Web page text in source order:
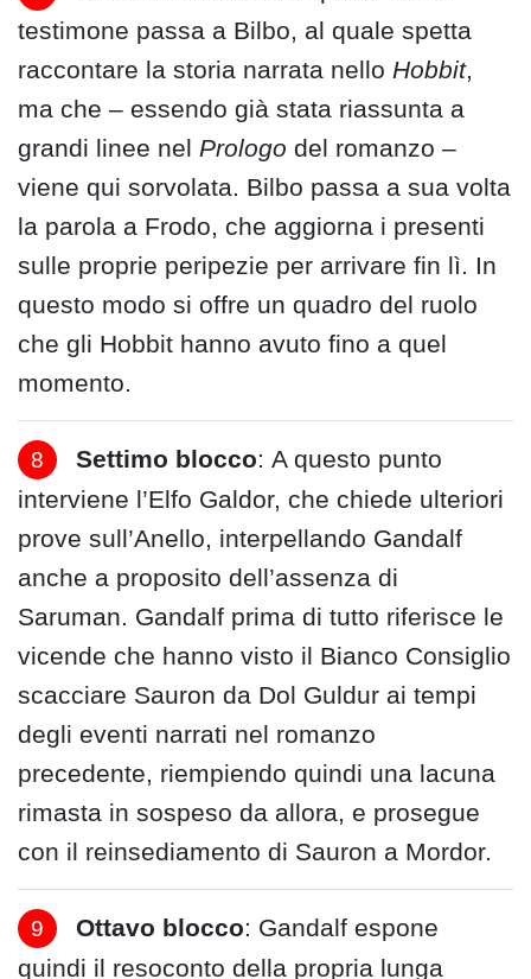
testimone passa a Bilbo, al quale spetta
raccontare la storia narrata nello Hobbit,
ma che – essendo già stata riassunta a
grandi linee nel Prologo del romanzo –
viene qui sorvolata. Bilbo passa a sua volta
la parola a Frodo, che aggiorna i presenti
sulle proprie peripezie per arrivare fin lì. In
questo modo si offre un quadro del ruolo
che gli Hobbit hanno avuto fino a quel
momento.
Settimo blocco: A questo punto
interviene l’Elfo Galdor, che chiede ulteriori
prove sull’Anello, interpellando Gandalf
anche a proposito dell’assenza di
Saruman. Gandalf prima di tutto riferisce le
vicende che hanno visto il Bianco Consiglio
scacciare Sauron da Dol Guldur ai tempi
degli eventi narrati nel romanzo
precedente, riempiendo quindi una lacuna
rimasta in sospeso da allora, e prosegue
con il reinsediamento di Sauron a Mordor.
Ottavo blocco: Gandalf espone
quindi il resoconto della propria lunga